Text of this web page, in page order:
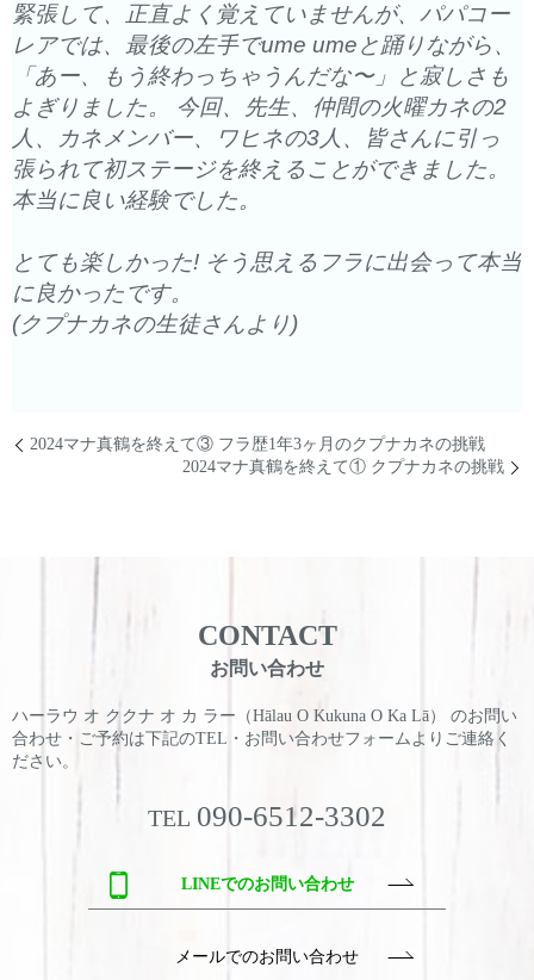
緊張して、正直よく覚えていませんが、 パパコー
レアでは、最後の左手でume umeと踊りながら、
「あー、もう終わっちゃうんだな〜」 と寂しさも
よぎりました。 今回、先生、仲間の火曜カネの2
人、カネメンバー、ワヒネの3人、
皆さんに引っ
張られて初ステージを終えることができました。
本当に良い経験でした。
とても楽しかった! そう思えるフラに出会って本当
に良かったです。
(クプナカネの生徒さんより)
2024マナ真鶴を終えて③ フラ歴1年3ヶ月のクプナカネの挑戦
2024マナ真鶴を終えて① クプナカネの挑戦
CONTACT
お問い合わせ
ハーラウ オ ククナ オ カ ラー（Hālau O Kukuna O Ka Lā） のお問い
合わせ・ご予約は下記のTEL・お問い合わせフォームよりご連絡く
ださい。
TEL 090-6512-3302
LINEでのお問い合わせ
メールでのお問い合わせ